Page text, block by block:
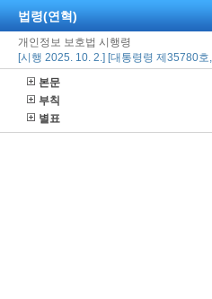
법령(연혁)
개인정보 보호법 시행령
[시행 2025. 10. 2.] [대통령령 제35780
본문
부칙
별표